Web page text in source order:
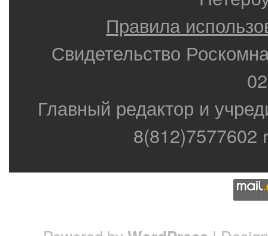
Правила
Свидетельство
Главный редактор и
8(812)7577602